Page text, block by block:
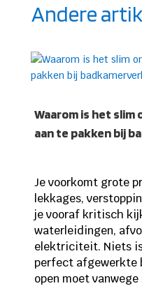
Andere
Waarom is het slim
aan te pakken bij
Je voorkomt grote
lekkages,
je vooraf kritisch
waterleidingen,
elektriciteit. Niets
perfect afgewerkte
open moet